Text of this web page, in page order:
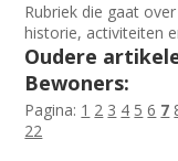
Rubriek die gaat
historie, activiteiten
Oudere
Bewoners:
Pagina: 1 2 3 4 5 6 7
22